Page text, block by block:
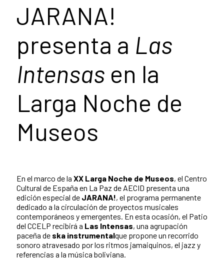
JARANA!
presenta a Las
Intensas en la
Larga Noche de
Museos
En el marco de la XX Larga Noche de Museos, el Centro
Cultural de España en La Paz de AECID presenta una
edición especial de JARANA!, el programa permanente
dedicado a la circulación de proyectos musicales
contemporáneos y emergentes. En esta ocasión, el Patio
del CCELP recibirá a Las Intensas, una agrupación
paceña de ska instrumentalque propone un recorrido
sonoro atravesado por los ritmos jamaiquinos, el jazz y
referencias a la música boliviana.